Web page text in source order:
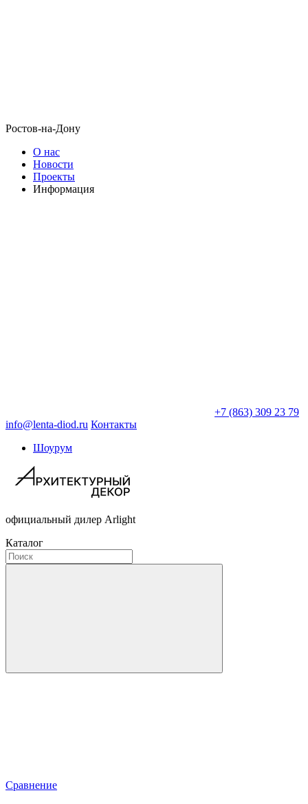
Ростов-на-Дону
О нас
Новости
Проекты
Информация
+7 (863) 309 23 79
info@lenta-diod.ru Контакты
Шоурум
официальный дилер Arlight
Каталог
Сравнение